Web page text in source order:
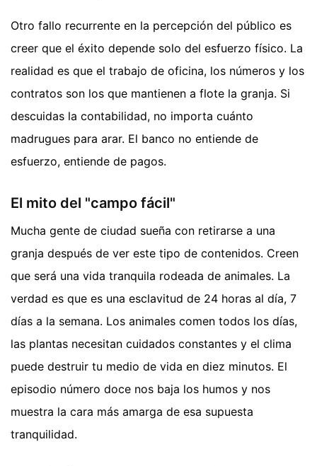
Otro fallo recurrente en la percepción del público es
creer que el éxito depende solo del esfuerzo físico. La
realidad es que el trabajo de oficina, los números y los
contratos son los que mantienen a flote la granja. Si
descuidas la contabilidad, no importa cuánto
madrugues para arar. El banco no entiende de
esfuerzo, entiende de pagos.
El mito del "campo fácil"
Mucha gente de ciudad sueña con retirarse a una
granja después de ver este tipo de contenidos. Creen
que será una vida tranquila rodeada de animales. La
verdad es que es una esclavitud de 24 horas al día, 7
días a la semana. Los animales comen todos los días,
las plantas necesitan cuidados constantes y el clima
puede destruir tu medio de vida en diez minutos. El
episodio número doce nos baja los humos y nos
muestra la cara más amarga de esa supuesta
tranquilidad.